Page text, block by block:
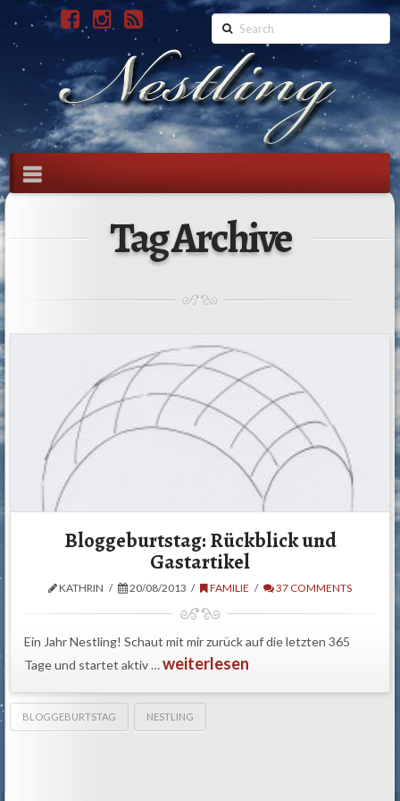
Search
Navigation
Tag Archive
Bloggeburtstag: Rückblick und
Gastartikel
KATHRIN 20/08/2013 FAMILIE 37 COMMENTS
Ein Jahr Nestling! Schaut mit mir zurück auf die letzten 365
Tage und startet aktiv …weiterlesen
BLOGGEBURTSTAG NESTLING